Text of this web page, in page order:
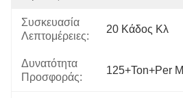
Συσκευασία
Λεπτομέρειες:
20 Κάδος Κλ
Δυνατότητα
Προσφοράς:
125+Ton+per